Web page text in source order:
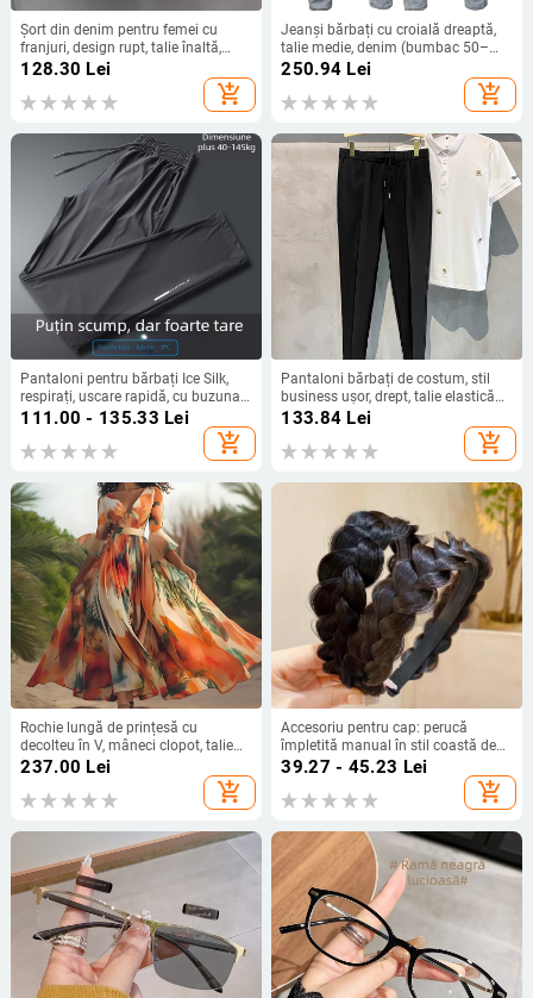
Șort din denim pentru femei cu
franjuri, design rupt, talie înaltă,
croială largă, lungime 3/4
128.30 Lei
add_shopping_cart
Jeanși bărbați cu croială dreaptă,
talie medie, denim (bumbac 50–
70%), aplicații
250.94 Lei
add_shopping_cart
Pantaloni pentru bărbați Ice Silk,
respirați, uscare rapidă, cu buzunar
pe fermoar, talie medie, croială
111.00 - 135.33 Lei
add_shopping_cart
Pantaloni bărbați de costum, stil
business ușor, drept, talie elastică
cu șnur, 95% poliester
133.84 Lei
add_shopping_cart
Rochie lungă de prințesă cu
decolteu în V, mâneci clopot, talie
înaltă, imprimeu geometric,
237.00 Lei
add_shopping_cart
Accesoriu pentru cap: perucă
împletită manual în stil coastă de
pește, pe bandă pentru păr cu dinți
antiderapare, vârf înalt; Mingfeng
Jewelry; Material: Perucă; Tratare:
MF901239
39.27 - 45.23 Lei
add_shopping_cart